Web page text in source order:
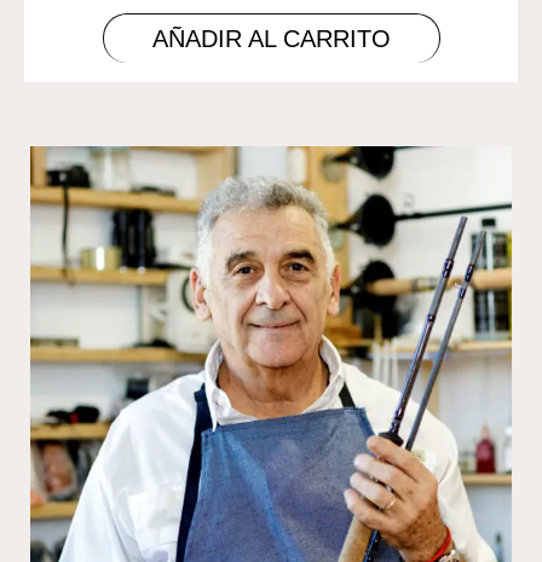
AÑADIR AL CARRITO